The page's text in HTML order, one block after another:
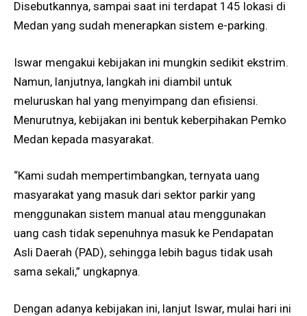
Disebutkannya, sampai saat ini terdapat 145 lokasi di
Medan yang sudah menerapkan sistem e-parking.
Iswar mengakui kebijakan ini mungkin sedikit ekstrim.
Namun, lanjutnya, langkah ini diambil untuk
meluruskan hal yang menyimpang dan efisiensi.
Menurutnya, kebijakan ini bentuk keberpihakan Pemko
Medan kepada masyarakat.
“Kami sudah mempertimbangkan, ternyata uang
masyarakat yang masuk dari sektor parkir yang
menggunakan sistem manual atau menggunakan
uang cash tidak sepenuhnya masuk ke Pendapatan
Asli Daerah (PAD), sehingga lebih bagus tidak usah
sama sekali,” ungkapnya.
Dengan adanya kebijakan ini, lanjut Iswar, mulai hari ini